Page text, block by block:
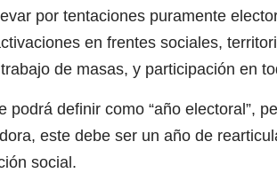
por tentaciones puramente
en frentes sociales,
de masas, y participación en
podrá definir como “año electoral”,
este debe ser un año de
social.